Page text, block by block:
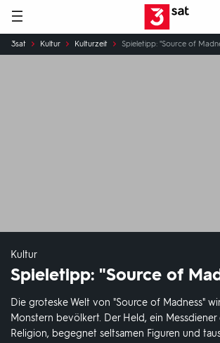
Hauptnavigation 3SAT
Sie
sind
3sat Kultur Kulturzeit Spieletipp: "Source of
Kultur
Spieletipp: "Source of
Die groteske Welt von "Source of Madness"
Monstern bevölkert. Der Held, ein Messdiener
Religion, begegnet seltsamen Figuren und